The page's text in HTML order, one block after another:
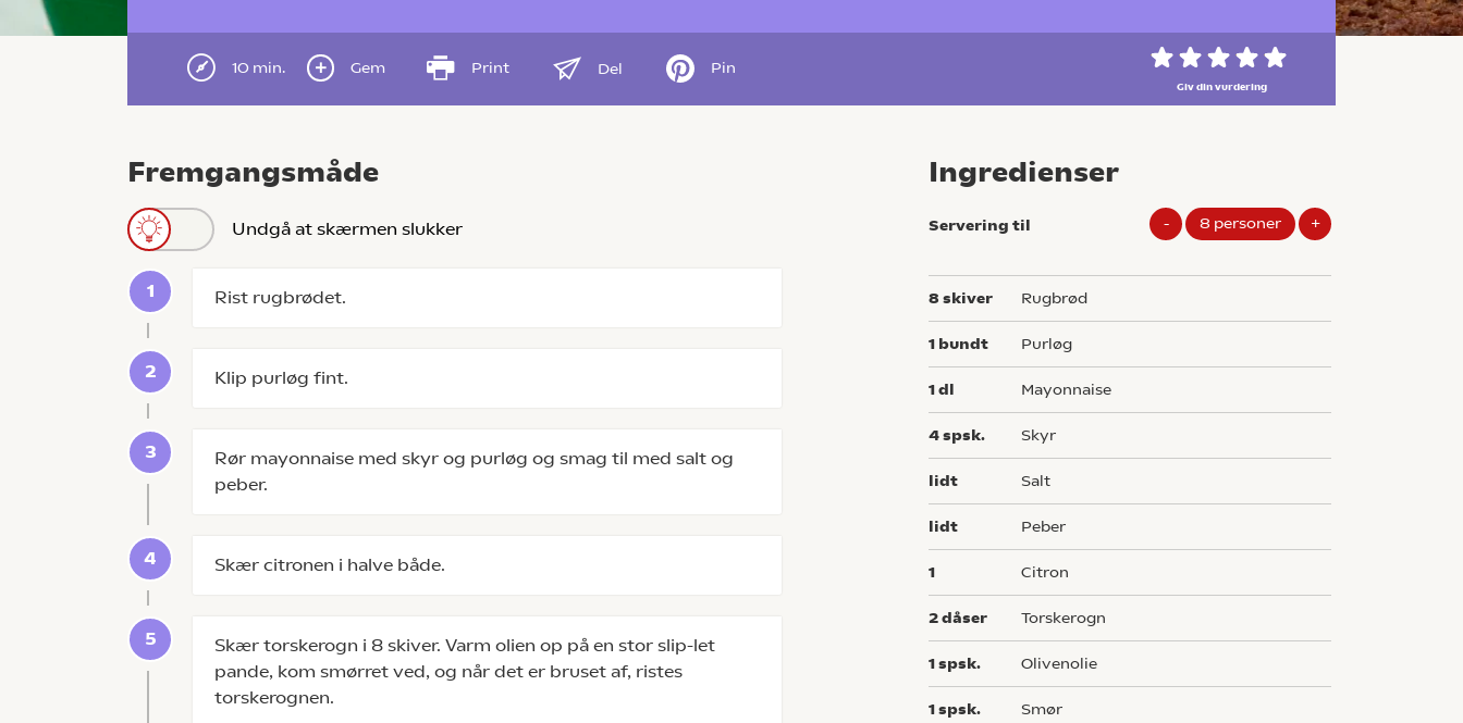
10 min. Gem Print Del Pin
Giv din vurdering
Fremgangsmåde
Undgå at skærmen slukker
Rist rugbrødet.
Klip purløg fint.
Rør mayonnaise med skyr og purløg og smag til med salt og
peber.
Skær citronen i halve både.
Skær torskerogn i 8 skiver. Varm olien op på en stor slip-let
pande, kom smørret ved, og når det er bruset af, ristes
torskerognen.
Ingredienser
Servering til - 8 personer +
8 skiver rugbrød
1 bundt purløg
1dl mayonnaise
4spsk. skyr
lidt salt
lidt peber
1 citron
2dåser torskerogn
1spsk. olivenolie
1spsk. smør